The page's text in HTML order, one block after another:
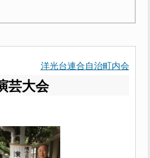
洋光台連合自治町内会
芸大会